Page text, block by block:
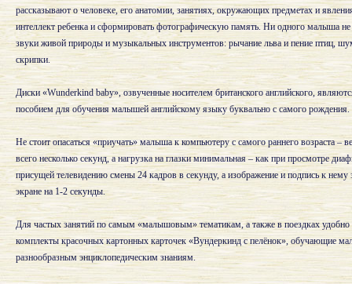
рассказывают о человеке, его анатомии, занятиях, окружающих предметах и
интеллект ребенка и сформировать фотографическую память. Ни одного малыша
звуки живой природы и музыкальных инструментов: рычание льва и пение птиц,
скрипки.
Диски «Wunderkind baby», озвученные носителем британского английского,
пособием для обучения малышей английскому языку буквально с самого рождения.
Не стоит опасаться «приучать» малыша к компьютеру с самого раннего возраста –
всего несколько секунд, а нагрузка на глазки минимальная – как при просмотре
присущей телевидению смены 24 кадров в секунду, а изображение и подпись к нему
экране на 1-2 секунды.
Для частых занятий по самым «малышовым» тематикам, а также в поездках удобно
комплекты красочных картонных карточек «Вундеркинд с пелёнок», обучающие
разнообразным энциклопедическим знаниям.